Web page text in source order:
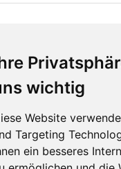
wichtig
Website
Targeting
ein besseres